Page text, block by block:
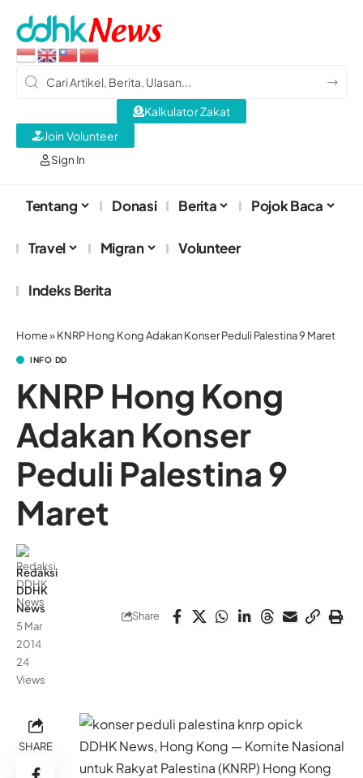
Sign In
Kalkulator Zakat
Join Volunteer
Tentang Donasi Berita Pojok Baca
Travel Migran Volunteer
Indeks Berita
Home»KNRP Hong Kong Adakan Konser Peduli Palestina 9 Maret
INFO DD
KNRP Hong Kong
Adakan Konser
Peduli Palestina 9
Maret
Redaksi
DDHK
News
5 Mar
2014
24
Views
Share
SHARE
DDHK News, Hong Kong — Komite Nasional
untuk Rakyat Palestina (KNRP) Hong Kong